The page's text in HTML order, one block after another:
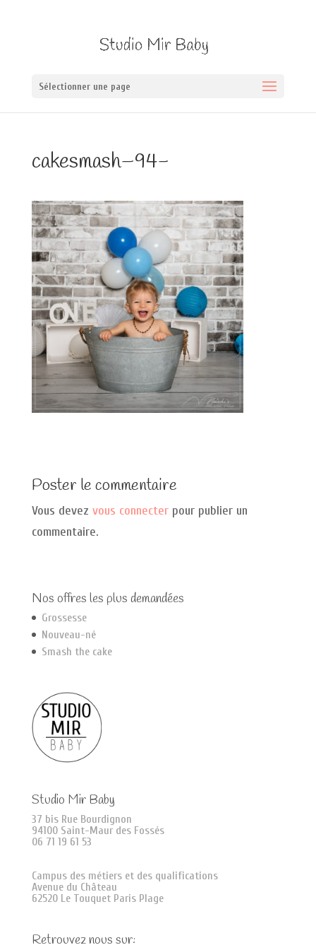
Sélectionner une page
cakesmash–94-
Poster le commentaire
Vous devez vous connecterpour publier un
commentaire.
Nos offres les plus demandées
Grossesse
Nouveau-né
Smash the cake
Studio Mir Baby
37 bis Rue Bourdignon
94100 Saint-Maur des Fossés
06 71 19 61 53
Campus des métiers et des qualifications
Avenue du Château
62520 Le Touquet Paris Plage
Retrouvez nous sur: